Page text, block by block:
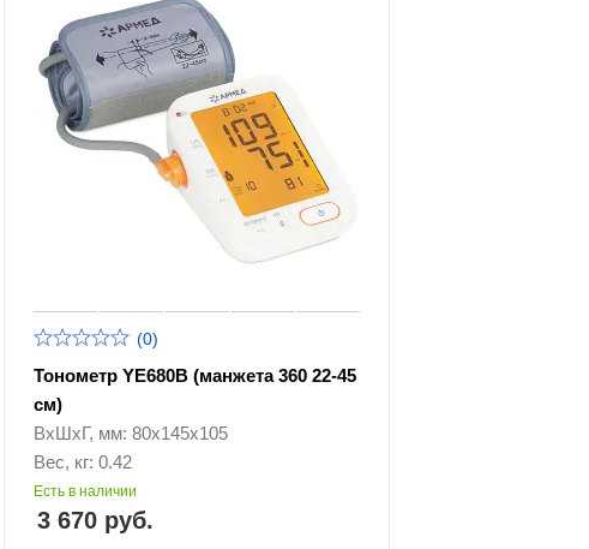
(0)
Тонометр YE680B (манжета 360 22-45
см)
ВхШхГ, мм: 80х145х105
Вес, кг: 0.42
Есть в наличии
3 670 руб.